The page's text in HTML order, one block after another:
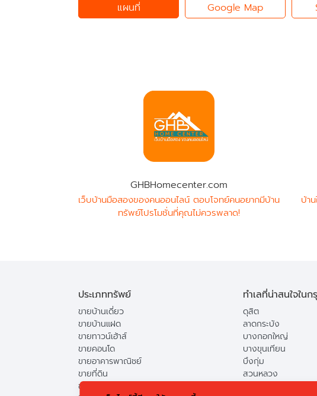
แผนที่ Google Map
GHBHomecenter.com
เว็บบ้านมือสองของคนออนไลน์ ตอบโจทย์คนอยากมีบ้าน
ทรัพย์โปรโมชั่นที่คุณไม่ควรพลาด!
บ้า
ประเภททรัพย์
ขายบ้านเดี่ยว
ขายบ้านแฝด
ขายทาวน์เฮ้าส์
ขายคอนโด
ขายอาคารพาณิชย์
ขายที่ดิน
ขายแฟลต
ทำเลที่น่าสนใจในก
ดุสิต
ลาดกระบัง
บางกอกใหญ่
บางขุนเทียน
บึงกุ่ม
สวนหลวง